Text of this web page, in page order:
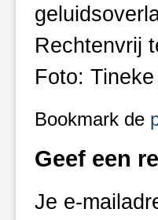
Rechtenvrij
Foto:
Bookmark de
Geef een
Je e-